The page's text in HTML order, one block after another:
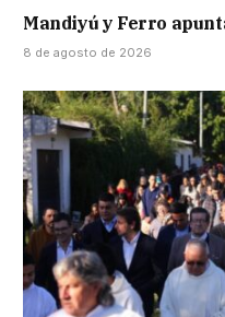
Mandiyú y Ferro
8 de agosto de 2026